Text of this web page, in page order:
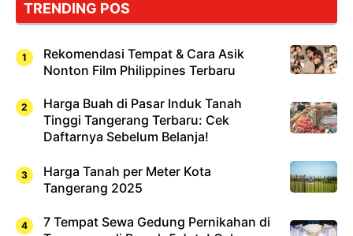
TRENDING POS
Rekomendasi Tempat & Cara Asik
Nonton Film Philippines Terbaru
Harga Buah di Pasar Induk Tanah
Tinggi Tangerang Terbaru: Cek
Daftarnya Sebelum Belanja!
Harga Tanah per Meter Kota
Tangerang 2025
7 Tempat Sewa Gedung Pernikahan di